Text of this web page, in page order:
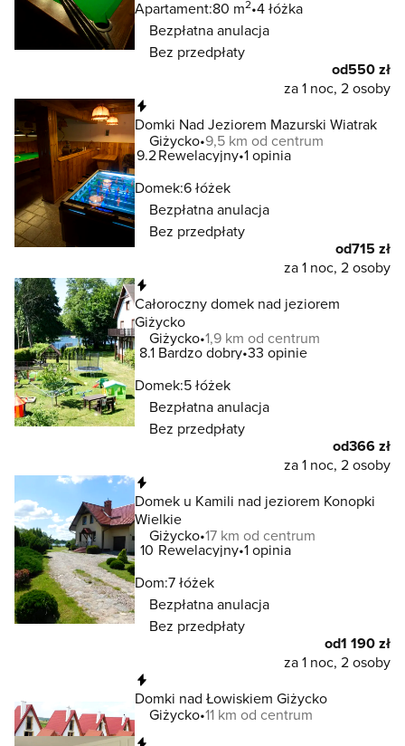
Apartament:80 m2 4 łóżka
Bezpłatna anulacja
Bez przedpłaty
od550 zł
za 1 noc, 2 osoby
Domki Nad Jeziorem Mazurski Wiatrak
Giżycko 9,5 km od centrum
9.2Rewelacyjny 1 opinia
Domek:6 łóżek
Bezpłatna anulacja
Bez przedpłaty
od715 zł
za 1 noc, 2 osoby
Całoroczny domek nad jeziorem
Giżycko
Giżycko 1,9 km od centrum
8.1 Bardzo dobry 33 opinie
Domek:5 łóżek
Bezpłatna anulacja
Bez przedpłaty
od366 zł
za 1 noc, 2 osoby
Domek u Kamili nad jeziorem Konopki
Wielkie
Giżycko 17 km od centrum
10 Rewelacyjny 1 opinia
Dom:7 łóżek
Bezpłatna anulacja
Bez przedpłaty
od1 190 zł
za 1 noc, 2 osoby
Domki nad Łowiskiem Giżycko
Giżycko 11 km od centrum